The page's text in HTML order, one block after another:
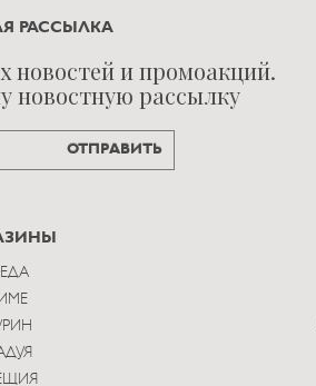
РАССЫЛКА
новостей и промоакций.
новостную рассылку
ОТПРАВИТЬ